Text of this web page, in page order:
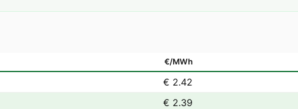
€/MWh
€ 2.42
€ 2.39